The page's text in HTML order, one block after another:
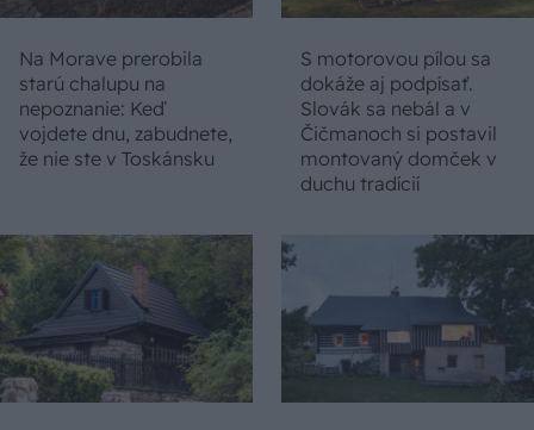
Na Morave prerobila
starú chalupu na
nepoznanie: Keď
vojdete dnu, zabudnete,
že nie ste v Toskánsku
S motorovou pílou sa
dokáže aj podpísať.
Slovák sa nebál a v
Čičmanoch si postavil
montovaný domček v
duchu tradícií